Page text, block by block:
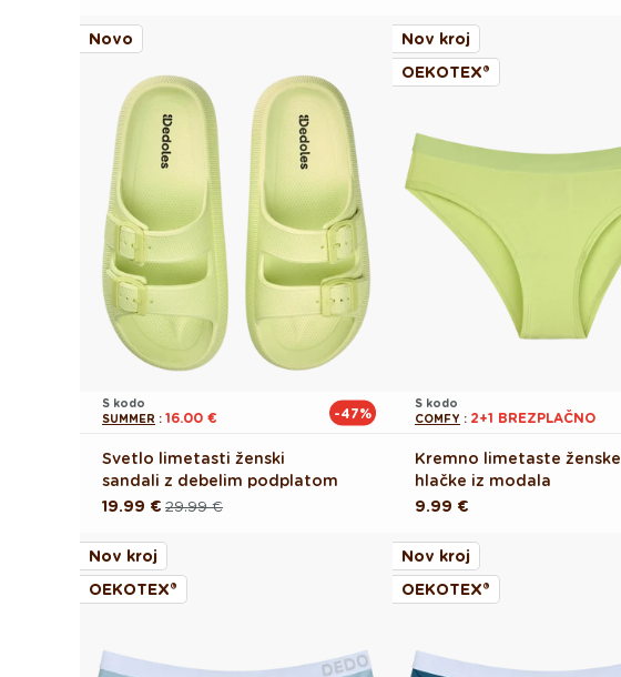
Novo
S kodo
SUMMER : 16.00 € -47%
Svetlo limetasti ženski
sandali z debelim podplatom
Redna
29.99 €
Akcijska
19.99 €
Nov kroj
OEKOTEX®
S kodo
COMFY : 2+1 BREZPLAČNO
Kremno limetaste ženske
hlačke iz modala
Redna
9.99 €
Nov kroj
OEKOTEX®
Nov kroj
OEKOTEX®